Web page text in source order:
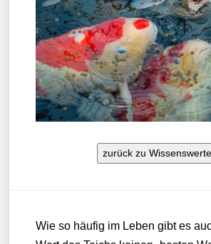
zurück zu
Wie so häufig im Leben gibt es